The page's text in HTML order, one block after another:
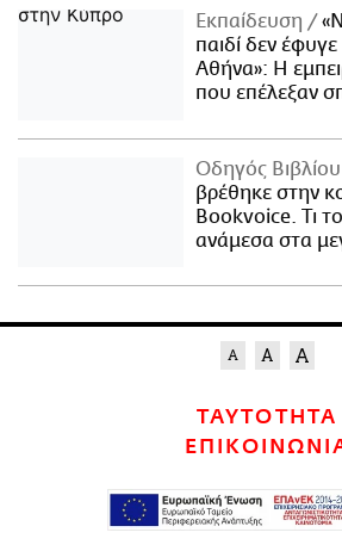
Εκπαίδευση
παιδί δεν
Αθήνα»: Η
που επέλεξαν
Οδηγός Βιβλίου
βρέθηκε στην
Bookvoice. Τι
ανάμεσα στα
ΤΑΥΤΟΤΗΤΑ